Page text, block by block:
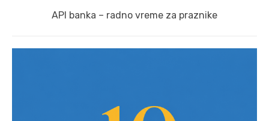
Next
API banka – radno vreme za praznike